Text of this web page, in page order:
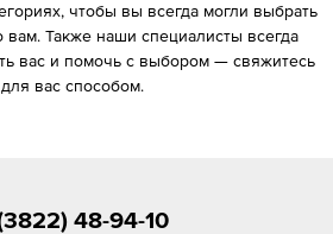
чтобы вы всегда могли выбрать
вам. Также наши специалисты всегда
вас и помочь с выбором — свяжитесь
вас способом.
48-94-10